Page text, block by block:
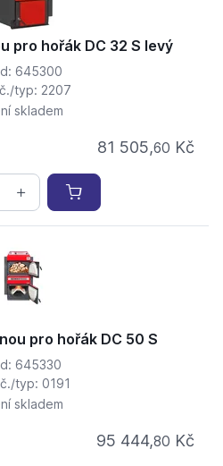
pro hořák DC 32 S levý
645300
typ: 2207
skladem
81 505,60 Kč
pro hořák DC 50 S
645330
typ: 0191
skladem
95 444,80 Kč